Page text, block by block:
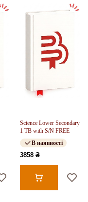
Science Lower Secondary
1 TB with S/N FREE
В наявності
3858 ₴